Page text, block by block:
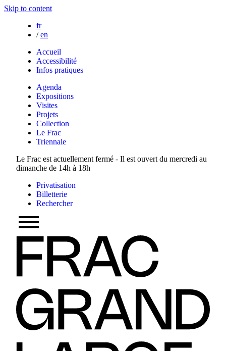
Skip to content
fr
/ en
Accueil
Accessibilité
Infos pratiques
Agenda
Expositions
Visites
Projets
Collection
Le Frac
Triennale
Le Frac est actuellement fermé - Il est ouvert du mercredi au
dimanche de 14h à 18h
Privatisation
Billetterie
Rechercher